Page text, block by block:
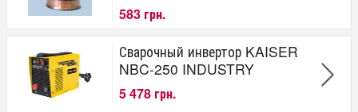
583 грн.
Сварочный инвертор KAISER
NBC-250 INDUSTRY
5 478 грн.